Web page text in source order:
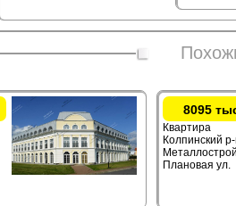
8095
Квартира
Колпинский
Плановая ул.